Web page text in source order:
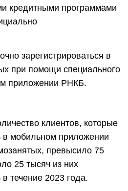
кредитными программами
зарегистрироваться в
при помощи специального
приложении РНКБ.
клиентов, которые
в мобильном приложении
превысило 75
25 тысяч из них
течение 2023 года.